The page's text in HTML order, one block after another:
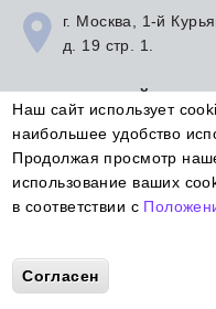
г. Москва, 1-й
д. 19 стр. 1.
ТОВАРЫ САЙТА
Принтеры для печати
Готовые
Готовые термоэтикетки
Наш сайт использует
наибольшее удобство
Продолжая просмотр
использование ваших
в соответствии с
Согласен